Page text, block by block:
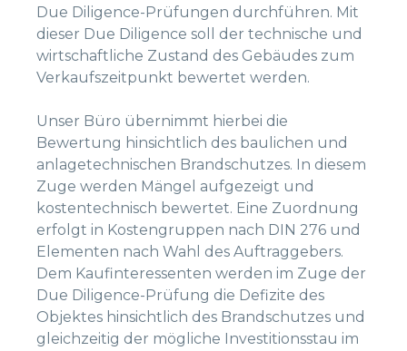
Due Diligence-Prüfungen durchführen. Mit
dieser Due Diligence soll der technische und
wirtschaftliche Zustand des Gebäudes zum
Verkaufszeitpunkt bewertet werden.
Unser Büro übernimmt hierbei die
Bewertung hinsichtlich des baulichen und
anlagetechnischen Brandschutzes. In diesem
Zuge werden Mängel aufgezeigt und
kostentechnisch bewertet. Eine Zuordnung
erfolgt in Kostengruppen nach DIN 276 und
Elementen nach Wahl des Auftraggebers.
Dem Kaufinteressenten werden im Zuge der
Due Diligence-Prüfung die Defizite des
Objektes hinsichtlich des Brandschutzes und
gleichzeitig der mögliche Investitionsstau im